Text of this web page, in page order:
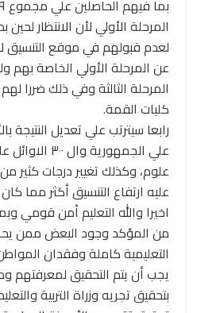
المرحلة الأولي لأن الانتظار
لعدم قبولهم في موقع التنسيق
عن المرحلة الأولي الخاصة بهم
المرحلة الثالثة وفي ذلك
كليات القمة.
رابعا سيترتب علي تعديل النتيجة
علي
علوم، وكذلك تغيير درجات كثير
عليه ارتفاع التنسيق أكثر مما
اخيرا والله التعليم أمن قومي
من المؤكد وجود البعض ممن
التعليمية كاملة وفقدان
يجب أن يتم التحقيق لمعرفتهم
بتحقيق تجريه وزراة التربية